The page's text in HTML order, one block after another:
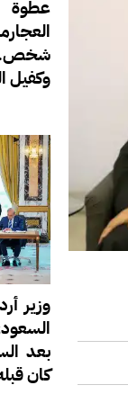
عطوة
شخص..
وكفيل
وزير
بعد
كان